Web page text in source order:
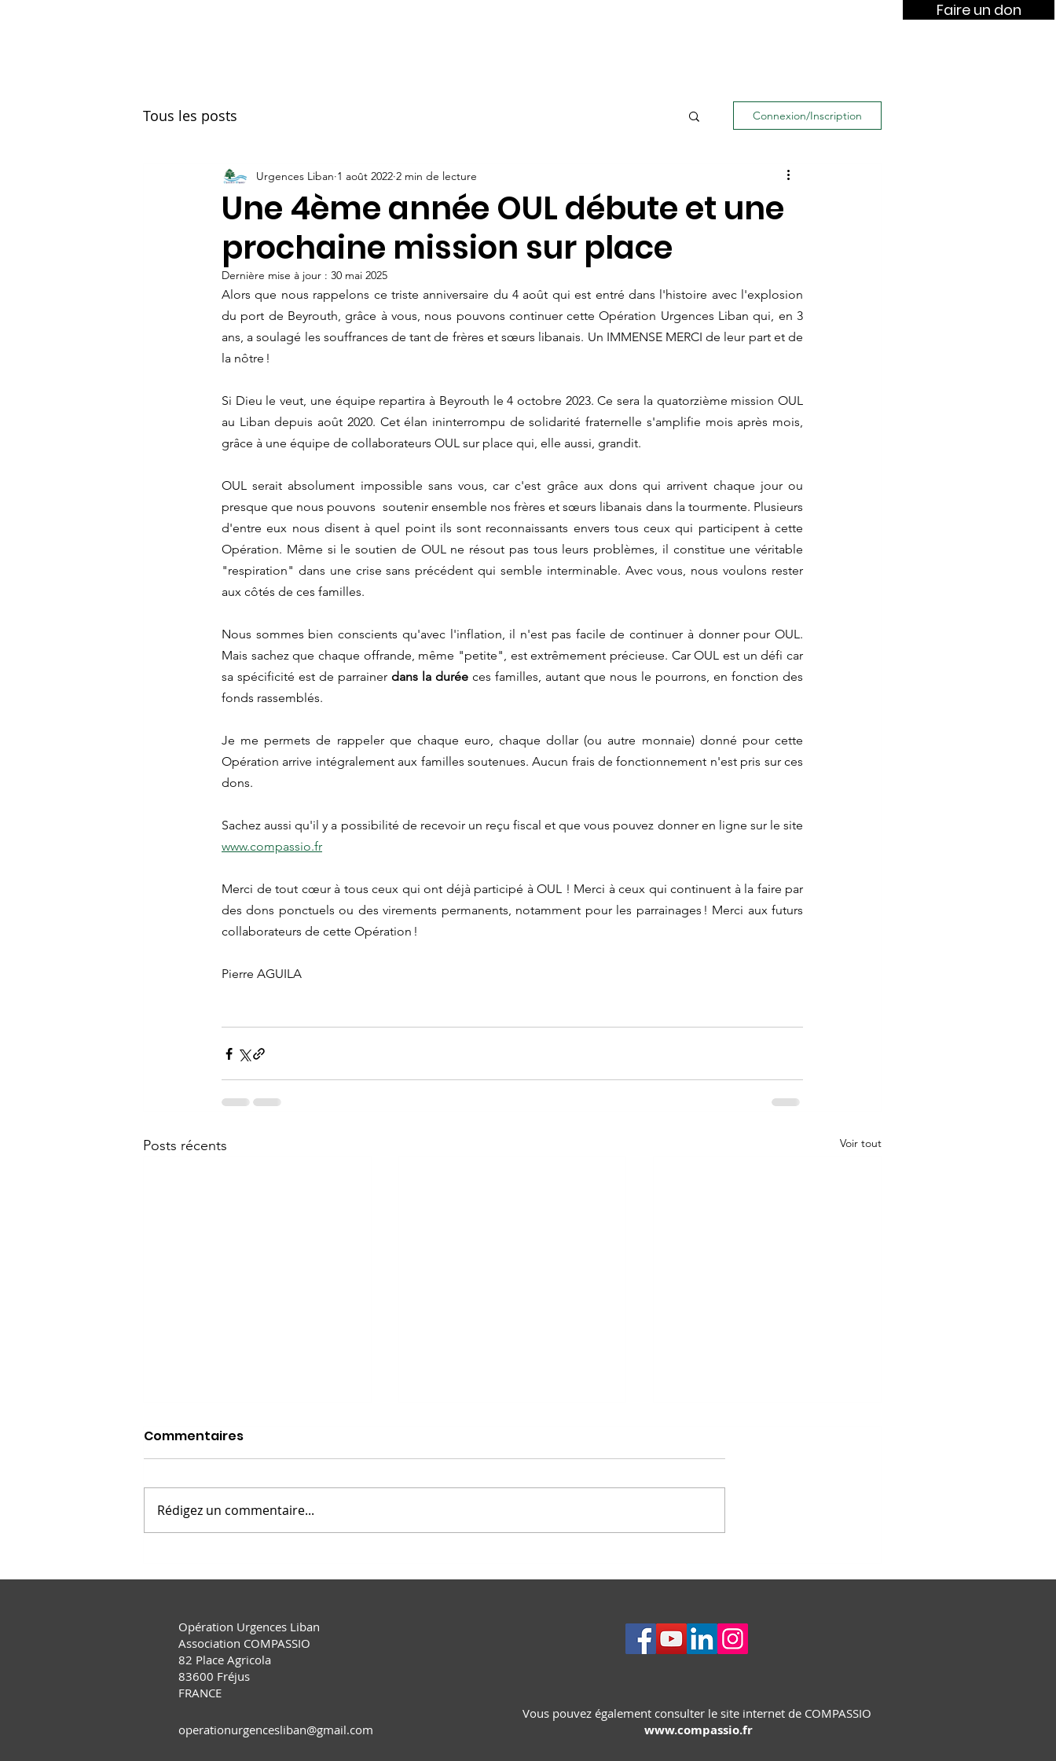
Faire un don
Tous les posts Connexion/Inscription
Une 4ème année OUL débute et une
prochaine mission sur place
Urgences Liban 1 août 2022 2 min de lecture
Dernière mise à jour : 30 mai 2025
Alors que nous rappelons ce triste anniversaire du 4 août qui est entré dans l'histoire avec l'explosion
du port de Beyrouth, grâce à vous, nous pouvons continuer cette Opération Urgences Liban qui, en 3
ans, a soulagé les souffrances de tant de frères et sœurs libanais. Un IMMENSE MERCI de leur part et de
la nôtre !
Si Dieu le veut, une équipe repartira à Beyrouth le 4 octobre 2023. Ce sera la quatorzième mission OUL
au Liban depuis août 2020. Cet élan ininterrompu de solidarité fraternelle s'amplifie mois après mois,
grâce à une équipe de collaborateurs OUL sur place qui, elle aussi, grandit.
OUL serait absolument impossible sans vous, car c'est grâce aux dons qui arrivent chaque jour ou
presque que nous pouvons  soutenir ensemble nos frères et sœurs libanais dans la tourmente. Plusieurs
d'entre eux nous disent à quel point ils sont reconnaissants envers tous ceux qui participent à cette
Opération. Même si le soutien de OUL ne résout pas tous leurs problèmes, il constitue une véritable
"respiration" dans une crise sans précédent qui semble interminable. Avec vous, nous voulons rester
aux côtés de ces familles.
Nous sommes bien conscients qu'avec l'inflation, il n'est pas facile de continuer à donner pour OUL.
Mais sachez que chaque offrande, même "petite", est extrêmement précieuse. Car OUL est un défi car
sa spécificité est de parrainer dans la durée ces familles, autant que nous le pourrons, en fonction des
fonds rassemblés.
Je me permets de rappeler que chaque euro, chaque dollar (ou autre monnaie) donné pour cette
Opération arrive intégralement aux familles soutenues. Aucun frais de fonctionnement n'est pris sur ces
dons.
www.compassio.fr
Merci de tout cœur à tous ceux qui ont déjà participé à OUL ! Merci à ceux qui continuent à la faire par
des dons ponctuels ou des virements permanents, notamment pour les parrainages ! Merci aux futurs
collaborateurs de cette Opération !
Pierre AGUILA
Posts récents Voir tout
association AFEL
cèdres
Commentaires
Rédigez un commentaire...
Opération Urgences Liban
Association COMPASSIO
82 Place Agricola
83600 Fréjus
FRANCE
operationurgencesliban@gmail.com
Vous pouvez également consulter le site internet de COMPASSIO
www.compassio.fr